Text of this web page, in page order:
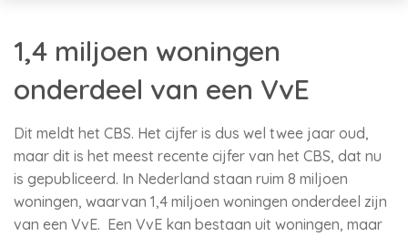
1,4 miljoen woningen
onderdeel van een VvE
Dit meldt het CBS. Het cijfer is dus wel twee jaar oud,
maar dit is het meest recente cijfer van het CBS, dat nu
is gepubliceerd. In Nederland staan ruim 8 miljoen
woningen, waarvan 1,4 miljoen woningen onderdeel zijn
van een VvE. Een VvE kan bestaan uit woningen, maar